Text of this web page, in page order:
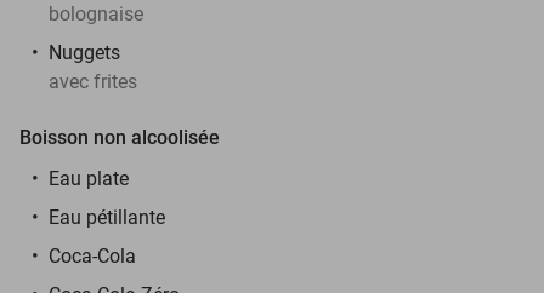
bolognaise
Nuggets
avec frites
Boisson non alcoolisée
Eau plate
Eau pétillante
Coca-Cola